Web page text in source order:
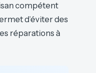
compétent
d’éviter des
réparations à